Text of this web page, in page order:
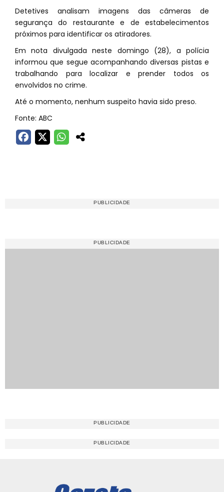
Detetives analisam imagens das câmeras de
segurança do restaurante e de estabelecimentos
próximos para identificar os atiradores.
Em nota divulgada neste domingo (28), a polícia
informou que segue acompanhando diversas pistas e
trabalhando para localizar e prender todos os
envolvidos no crime.
Até o momento, nenhum suspeito havia sido preso.
Fonte: ABC